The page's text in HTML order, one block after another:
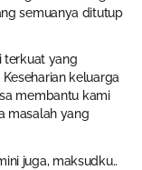
semuanya ditutup
terkuat yang
keluarga
membantu kami
masalah yang
juga, maksudku..